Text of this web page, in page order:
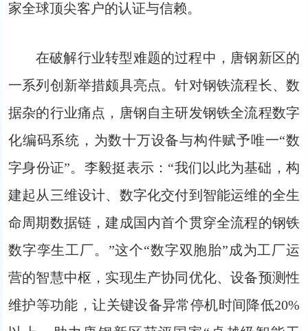
家全球顶尖客户的认证与信赖。
在破解行业转型难题的过程中，唐钢新区的
一系列创新举措颇具亮点。针对钢铁流程长、数
据杂的行业痛点，唐钢自主研发钢铁全流程数字
化编码系统，为数十万设备与构件赋予唯一“数
字身份证”。李毅挺表示：“我们以此为基础，构
建起从三维设计、数字化交付到智能运维的全生
命周期数据链，建成国内首个贯穿全流程的钢铁
数字孪生工厂。”这个“数字双胞胎”成为工厂运
营的智慧中枢，实现生产协同优化、设备预测性
维护等功能，让关键设备异常停机时间降低20%